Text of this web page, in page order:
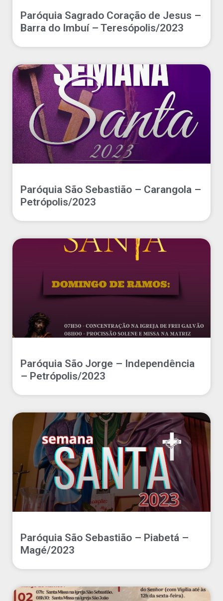
Paróquia Sagrado Coração de Jesus –
Barra do Imbuí – Teresópolis/2023
Paróquia São Sebastião – Carangola –
Petrópolis/2023
Paróquia São Jorge – Independência
– Petrópolis/2023
Paróquia São Sebastião – Piabetá –
Magé/2023